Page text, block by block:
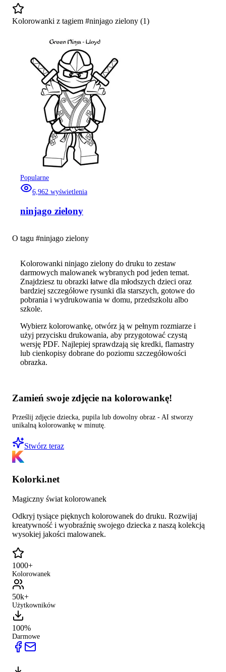
Kolorowanki z tagiem #ninjago zielony (1)
Popularne
6,962 wyświetlenia
ninjago zielony
O tagu #ninjago zielony
Kolorowanki ninjago zielony do druku to zestaw
darmowych malowanek wybranych pod jeden temat.
Znajdziesz tu obrazki łatwe dla młodszych dzieci oraz
bardziej szczegółowe rysunki dla starszych, gotowe do
pobrania i wydrukowania w domu, przedszkolu albo
szkole.
Wybierz kolorowankę, otwórz ją w pełnym rozmiarze i
użyj przycisku drukowania, aby przygotować czystą
wersję PDF. Najlepiej sprawdzają się kredki, flamastry
lub cienkopisy dobrane do poziomu szczegółowości
obrazka.
Zamień swoje zdjęcie na kolorowankę!
Prześlij zdjęcie dziecka, pupila lub dowolny obraz - AI stworzy
unikalną kolorowankę w minutę.
Stwórz teraz
Kolorki.net
Magiczny świat kolorowanek
Odkryj tysiące pięknych kolorowanek do druku. Rozwijaj
kreatywność i wyobraźnię swojego dziecka z naszą kolekcją
wysokiej jakości malowanek.
1000+
Kolorowanek
50k+
Użytkowników
100%
Darmowe